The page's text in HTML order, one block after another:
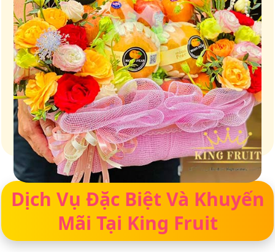
Giữ trọn vị ngọt của thiên nhiên
Dịch Vụ Đặc Biệt Và Khuyến
Mãi Tại King Fruit